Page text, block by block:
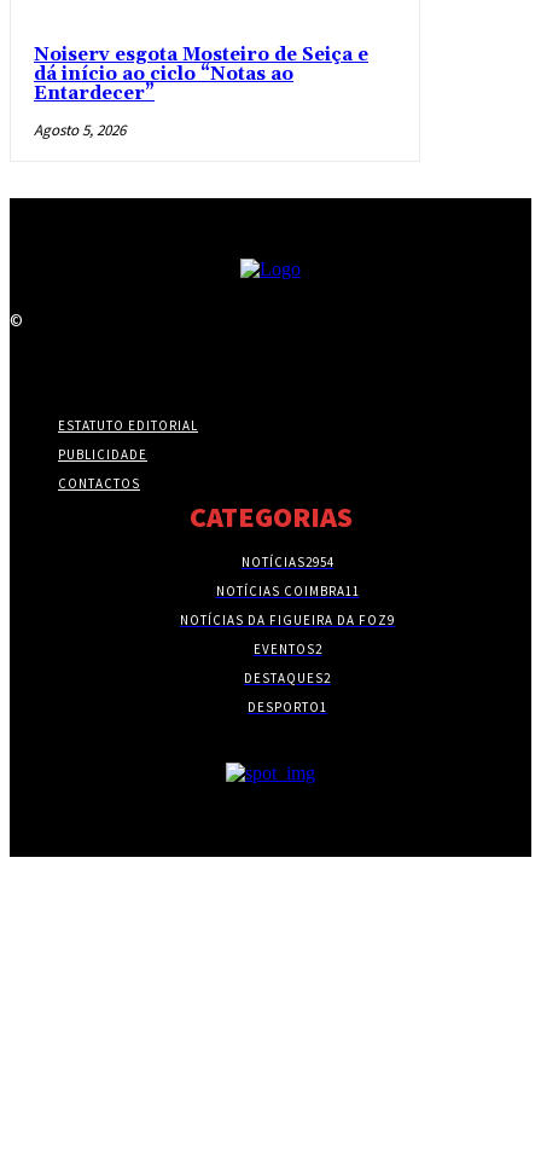
Noiserv esgota Mosteiro de Seiça e
dá início ao ciclo “Notas ao
Entardecer”
Agosto 5, 2026
©
ESTATUTO EDITORIAL
PUBLICIDADE
CONTACTOS
CATEGORIAS
NOTÍCIAS2954
NOTÍCIAS COIMBRA11
NOTÍCIAS DA FIGUEIRA DA FOZ9
EVENTOS2
DESTAQUES2
DESPORTO1